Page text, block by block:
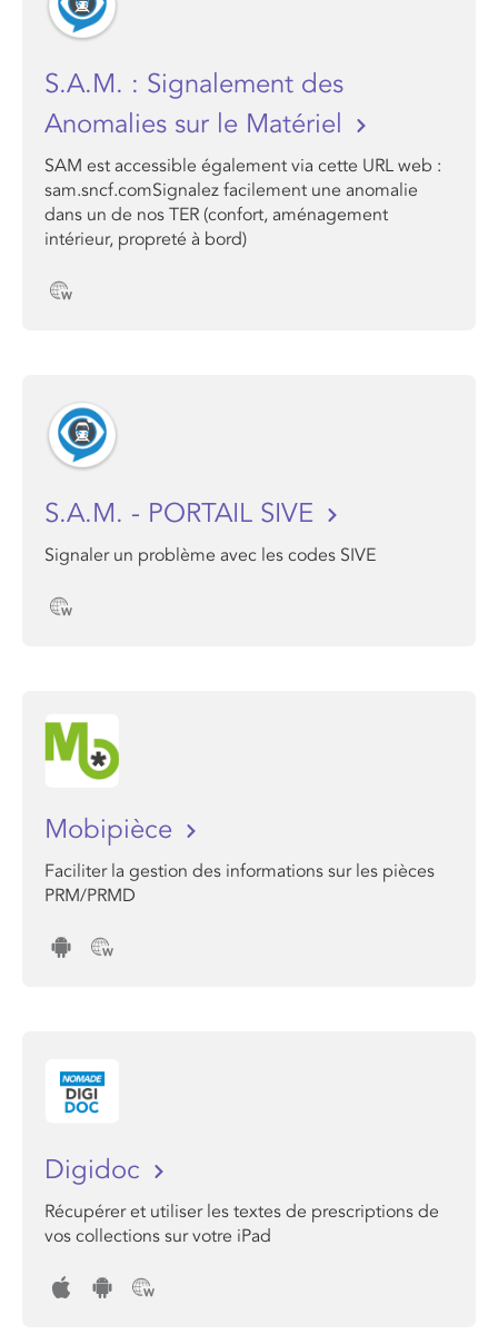
S.A.M. : Signalement des
Anomalies sur le Matériel
SAM est accessible également via cette URL web :
sam.sncf.comSignalez facilement une anomalie
dans un de nos TER (confort, aménagement
intérieur, propreté à bord)
S.A.M. - PORTAIL SIVE
Signaler un problème avec les codes SIVE
Mobipièce
Faciliter la gestion des informations sur les pièces
PRM/PRMD
Digidoc
Récupérer et utiliser les textes de prescriptions de
vos collections sur votre iPad